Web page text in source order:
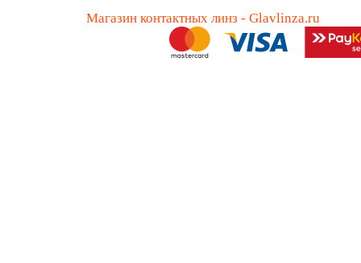
Магазин контактных линз - Glavlinza.ru